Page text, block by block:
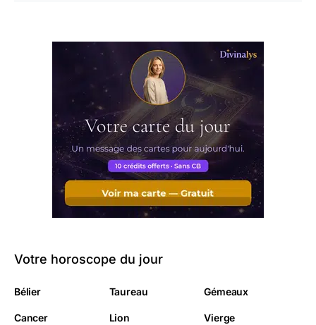
Votre horoscope du jour
Bélier Taureau Gémeaux
Cancer Lion Vierge